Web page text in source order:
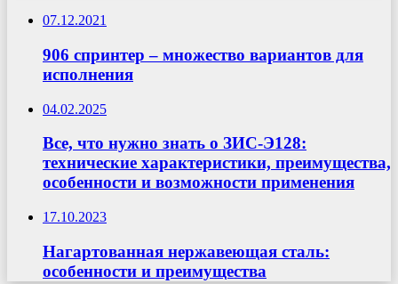
07.12.2021
906 спринтер – множество вариантов для
исполнения
04.02.2025
Все, что нужно знать о ЗИС-Э128:
технические характеристики, преимущества,
особенности и возможности применения
17.10.2023
Нагартованная нержавеющая сталь:
особенности и преимущества